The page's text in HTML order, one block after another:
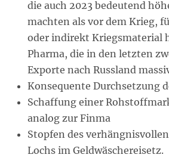
die auch 2023 bedeutend
machten als vor dem Krieg,
oder indirekt Kriegsmaterial
Pharma, die in den letzten
Exporte nach Russland
Konsequente Durchsetzung
Schaffung einer
analog zur Finma
Stopfen des
Lochs im Geldwäschereisetz.